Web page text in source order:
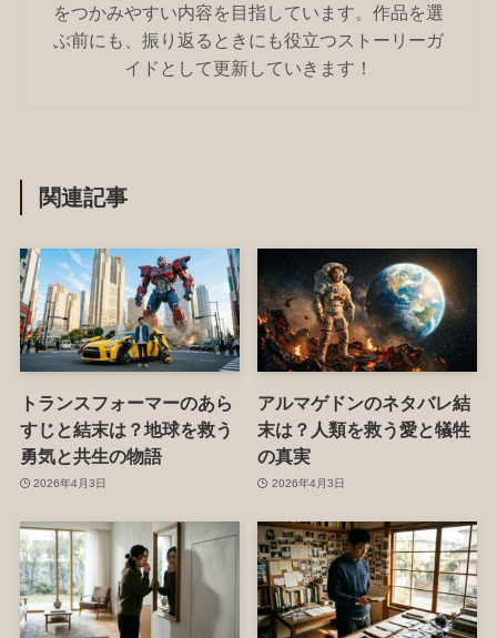
をつかみやすい内容を目指しています。作品を選
ぶ前にも、振り返るときにも役立つストーリーガ
イドとして更新していきます！
関連記事
トランスフォーマーのあら
すじと結末は？地球を救う
勇気と共生の物語
2026年4月3日
アルマゲドンのネタバレ結
末は？人類を救う愛と犠牲
の真実
2026年4月3日